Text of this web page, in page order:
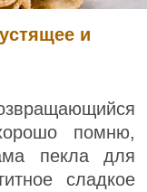
и
помню,
пекла для
сладкое